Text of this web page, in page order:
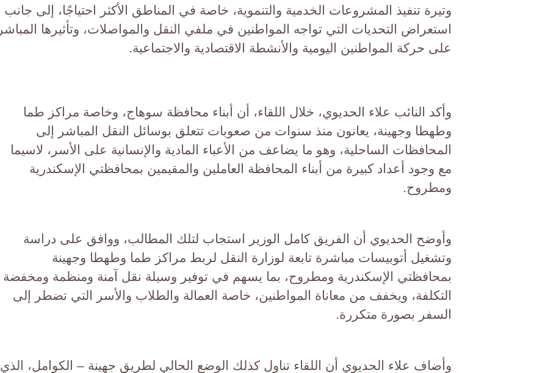
وتيرة تنفيذ المشروعات الخدمية والتنموية، خاصة في المناطق الأكثر احتياجًا، إلى جانب
استعراض التحديات التي تواجه المواطنين في ملفي النقل والمواصلات، وتأثيرها المباشر
على حركة المواطنين اليومية والأنشطة الاقتصادية والاجتماعية.
وأكد النائب علاء الحديوي، خلال اللقاء، أن أبناء محافظة سوهاج، وخاصة مراكز طما
وطهطا وجهينة، يعانون منذ سنوات من صعوبات تتعلق بوسائل النقل المباشر إلى
المحافظات الساحلية، وهو ما يضاعف من الأعباء المادية والإنسانية على الأسر، لاسيما
مع وجود أعداد كبيرة من أبناء المحافظة العاملين والمقيمين بمحافظتي الإسكندرية
ومطروح.
وأوضح الحديوي أن الفريق كامل الوزير استجاب لتلك المطالب، ووافق على دراسة
وتشغيل أتوبيسات مباشرة تابعة لوزارة النقل لربط مراكز طما وطهطا وجهينة
بمحافظتي الإسكندرية ومطروح، بما يسهم في توفير وسيلة نقل آمنة ومنظمة ومخفضة
التكلفة، ويخفف من معاناة المواطنين، خاصة العمالة والطلاب والأسر التي تضطر إلى
السفر بصورة متكررة.
وأضاف علاء الحديوي أن اللقاء تناول كذلك الوضع الحالي لطريق جهينة – الكوامل، الذي